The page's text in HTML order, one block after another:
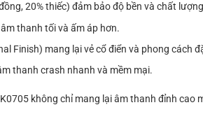
20% thiếc) đảm bảo độ bền và chất
thanh tối và ấm áp hơn.
Finish) mang lại vẻ cổ điển và phong cách
thanh crash nhanh và mềm mại.
không chỉ mang lại âm thanh đỉnh cao